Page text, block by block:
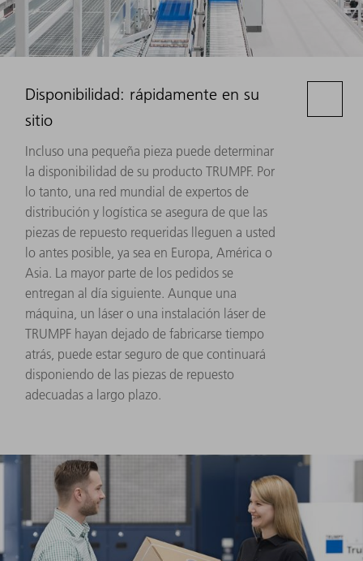
Disponibilidad: rápidamente en su
sitio
Incluso una pequeña pieza puede determinar
la disponibilidad de su producto TRUMPF. Por
lo tanto, una red mundial de expertos de
distribución y logística se asegura de que las
piezas de repuesto requeridas lleguen a usted
lo antes posible, ya sea en Europa, América o
Asia. La mayor parte de los pedidos se
entregan al día siguiente. Aunque una
máquina, un láser o una instalación láser de
TRUMPF hayan dejado de fabricarse tiempo
atrás, puede estar seguro de que continuará
disponiendo de las piezas de repuesto
adecuadas a largo plazo.